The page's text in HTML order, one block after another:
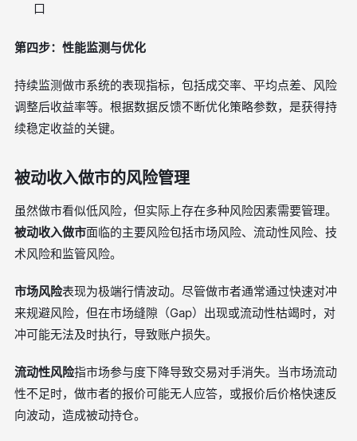
口
第四步：性能监测与优化
持续监测做市系统的表现指标，包括成交率、平均点差、风险
调整后收益率等。根据数据反馈不断优化策略参数，是获得持
续稳定收益的关键。
被动收入做市的风险管理
虽然做市看似低风险，但实际上存在多种风险因素需要管理。
被动收入做市面临的主要风险包括市场风险、流动性风险、技
术风险和监管风险。
市场风险表现为极端行情波动。尽管做市者通常通过快速对冲
来规避风险，但在市场缝隙（Gap）出现或流动性枯竭时，对
冲可能无法及时执行，导致账户损失。
流动性风险指市场参与度下降导致交易对手消失。当市场流动
性不足时，做市者的报价可能无人应答，或报价后价格快速反
向波动，造成被动持仓。